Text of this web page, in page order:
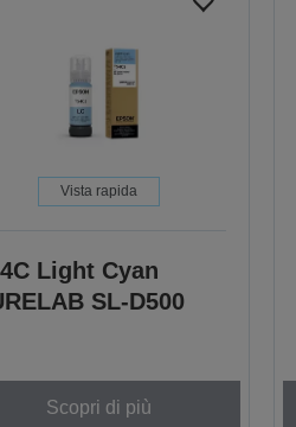
Vista rapida
Light Cyan
SL-D500
Scopri di più